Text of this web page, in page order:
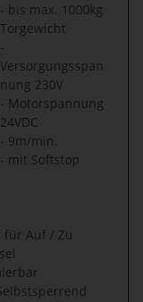
- bis max. 1000kg
Torgewicht
-
Versorgungsspan
nung 230V
- Motorspannung
24VDC
- 9m/min.
- mit Softstop
Auf / Zu